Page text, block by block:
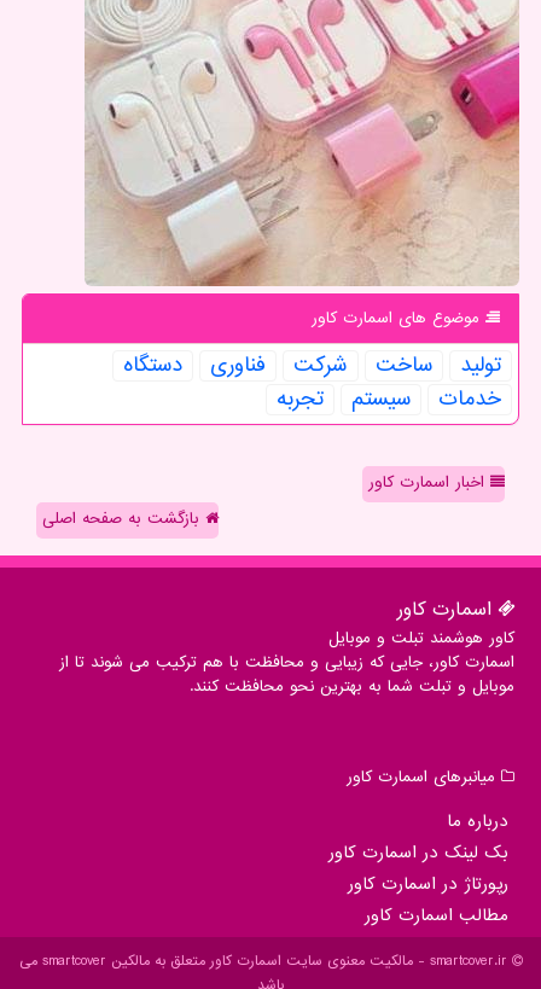
موضوع های اسمارت كاور
تولید ساخت شركت فناوری
دستگاه
خدمات
سیستم تجربه
اخبار اسمارت کاور
بازگشت به صفحه اصلی
اسمارت كاور
کاور هوشمند تبلت و موبایل
اسمارت کاور، جایی که زیبایی و محافظت با هم ترکیب می شوند تا از
موبایل و تبلت شما به بهترین نحو محافظت کنند.
میانبرهای اسمارت كاور
درباره ما
بک لینک در اسمارت كاور
رپورتاژ در اسمارت كاور
مطالب اسمارت كاور
smartcover.ir - مالکیت معنوی سایت اسمارت كاور متعلق به مالکین smartcover می